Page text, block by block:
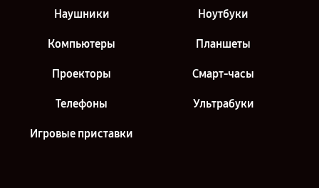
Наушники Ноутбуки
Компьютеры Планшеты
Проекторы Смарт-часы
Телефоны Ультрабуки
Игровые приставки